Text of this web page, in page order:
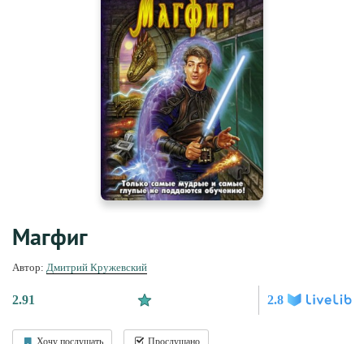
Магфиг
Автор: Дмитрий Кружевский
2.91 2.8
Хочу послушать Прослушано